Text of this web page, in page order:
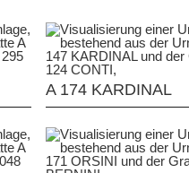
A 174 KARDINAL